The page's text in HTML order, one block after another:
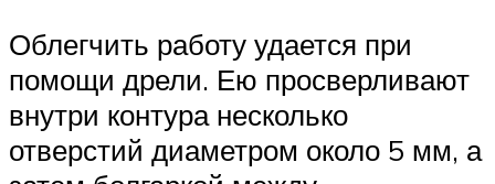
Облегчить работу удается при
помощи дрели. Ею просверливают
внутри контура несколько
отверстий диаметром около 5 мм, а